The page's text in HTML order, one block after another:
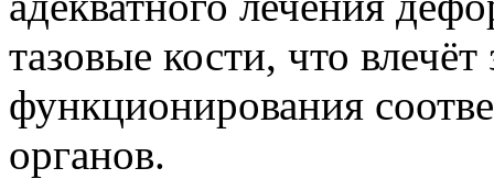
тазовые кости, что
функционирования
органов.